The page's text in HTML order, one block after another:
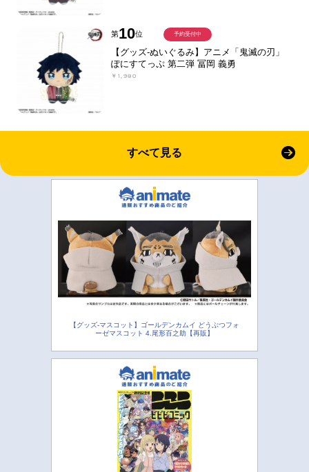
第10位
【グッズ-ぬいぐるみ】アニメ「鬼滅の刃」
ぽにすてっぷ 第二弾 冨岡 義勇
￥1,980
予約受付中
すべて見る
【グッズ-マスコット】ゴールデンカムイ どうぶつフォ
ーゼマスコット 4.尾形百之助【再販】